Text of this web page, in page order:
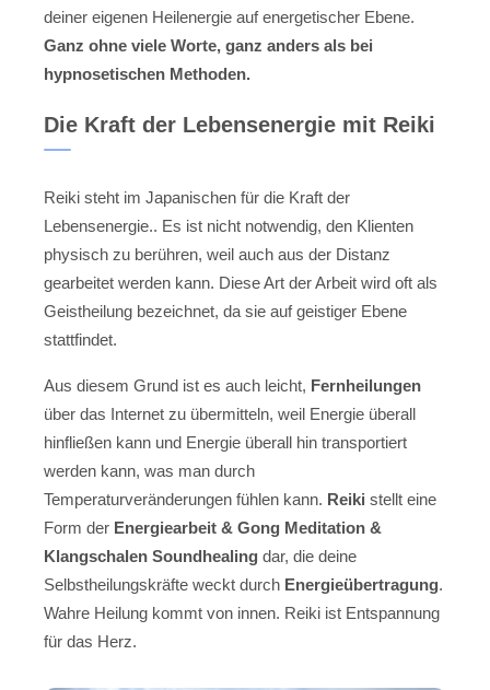
deiner eigenen Heilenergie auf energetischer Ebene.
Ganz ohne viele Worte, ganz anders als bei
hypnosetischen Methoden.
Die Kraft der Lebensenergie mit Reiki
Reiki steht im Japanischen für die Kraft der
Lebensenergie.. Es ist nicht notwendig, den Klienten
physisch zu berühren, weil auch aus der Distanz
gearbeitet werden kann. Diese Art der Arbeit wird oft als
Geistheilung bezeichnet, da sie auf geistiger Ebene
stattfindet.
Aus diesem Grund ist es auch leicht, Fernheilungen
über das Internet zu übermitteln, weil Energie überall
hinfließen kann und Energie überall hin transportiert
werden kann, was man durch
Temperaturveränderungen fühlen kann. Reiki stellt eine
Form der Energiearbeit & Gong Meditation &
Klangschalen Soundhealing dar, die deine
Selbstheilungskräfte weckt durch Energieübertragung.
Wahre Heilung kommt von innen. Reiki ist Entspannung
für das Herz.